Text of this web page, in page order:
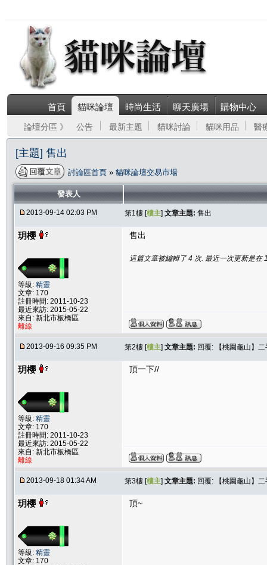
首頁 貓咪論壇 時尚生活 聊天廣場 購物中心
論壇分區 》 公告 最新主題 貓咪討論 貓咪用品 醫
[主題] 售出
討論區首頁 » 貓咪論壇交易市場
發表人
2013-09-14 02:03 PM 第1樓 [樓主] 文章主題: 售出
玥櫻
等級: 精靈
文章: 170
註冊時間: 2011-10-23
最近來訪: 2015-05-22
來自: 新北市板橋區
離線
售出
這篇文章被編輯了 4 次. 最近一次更新是在
2013-09-16 09:35 PM 第2樓 [樓主] 文章主題: 回覆: 【桃園龜山】
玥櫻
等級: 精靈
文章: 170
註冊時間: 2011-10-23
最近來訪: 2015-05-22
來自: 新北市板橋區
離線
頂一下//
2013-09-18 01:34 AM 第3樓 [樓主] 文章主題: 回覆: 【桃園龜山】
玥櫻
等級: 精靈
文章: 170
頂~